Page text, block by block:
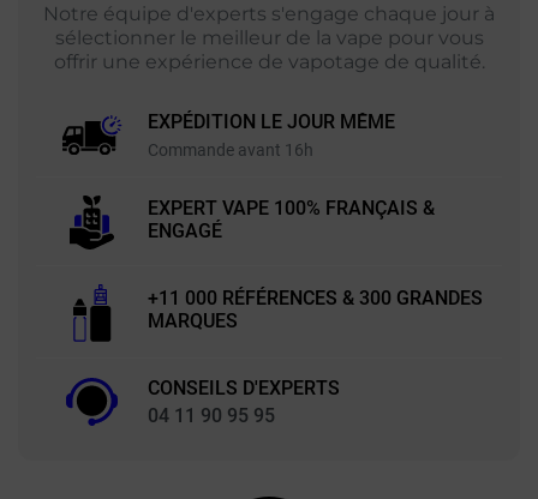
Notre équipe d'experts s'engage chaque jour à
sélectionner le meilleur de la vape pour vous
offrir une expérience de vapotage de qualité.
EXPÉDITION LE JOUR MÊME
Commande avant 16h
EXPERT VAPE 100% FRANÇAIS &
ENGAGÉ
+11 000 RÉFÉRENCES & 300 GRANDES
MARQUES
CONSEILS D'EXPERTS
04 11 90 95 95